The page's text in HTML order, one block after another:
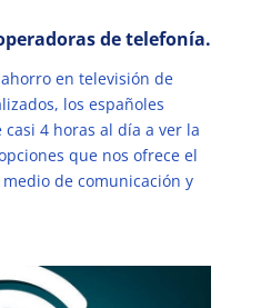
de telefonía.
en televisión de
los españoles
4 horas al día a ver la
que nos ofrece el
de comunicación y